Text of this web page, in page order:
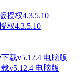
权4.3.5.10
v5.12.4 电脑版